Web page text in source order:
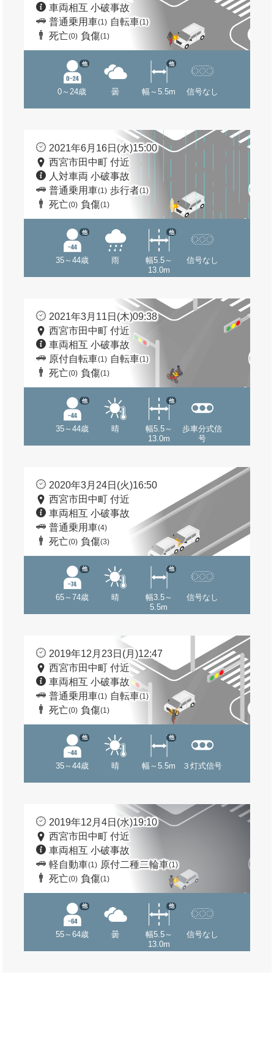
車両相互 小破事故
普通乗用車(1) 自転車(1)
死亡(0) 負傷(1)
0～24歳
他
曇 幅～5.5m
他
信号なし
2021年6月16日(水)15:00
西宮市田中町 付近
人対車両 小破事故
普通乗用車(1) 歩行者(1)
死亡(0) 負傷(1)
35～44歳
他
雨
幅5.5～
13.0m
他
信号なし
2021年3月11日(木)09:38
西宮市田中町 付近
車両相互 小破事故
原付自転車(1) 自転車(1)
死亡(0) 負傷(1)
35～44歳
他
晴
幅5.5～
13.0m
他
歩車分式信
号
2020年3月24日(火)16:50
西宮市田中町 付近
車両相互 小破事故
普通乗用車(4)
死亡(0) 負傷(3)
65～74歳
他
晴
幅3.5～
5.5m
他
信号なし
2019年12月23日(月)12:47
西宮市田中町 付近
車両相互 小破事故
普通乗用車(1) 自転車(1)
死亡(0) 負傷(1)
35～44歳
他
晴 幅～5.5m
他
３灯式信号
2019年12月4日(水)19:10
西宮市田中町 付近
車両相互 小破事故
軽自動車(1) 原付二種二輪車(1)
死亡(0) 負傷(1)
55～64歳
他
曇
幅5.5～
13.0m
他
信号なし